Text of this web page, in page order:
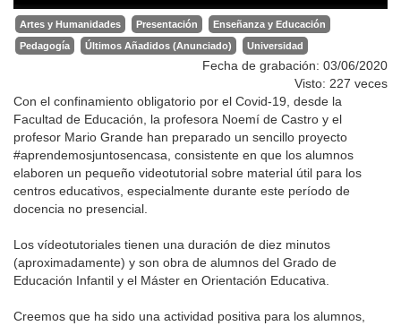
Artes y Humanidades Presentación
Enseñanza y Educación
Pedagogía
Últimos Añadidos (Anunciado) Universidad
Fecha de grabación: 03/06/2020
Visto: 227 veces
Con el confinamiento obligatorio por el Covid-19, desde la
Facultad de Educación, la profesora Noemí de Castro y el
profesor Mario Grande han preparado un sencillo proyecto
#aprendemosjuntosencasa, consistente en que los alumnos
elaboren un pequeño videotutorial sobre material útil para los
centros educativos, especialmente durante este período de
docencia no presencial.
Los vídeotutoriales tienen una duración de diez minutos
(aproximadamente) y son obra de alumnos del Grado de
Educación Infantil y el Máster en Orientación Educativa.
Creemos que ha sido una actividad positiva para los alumnos,